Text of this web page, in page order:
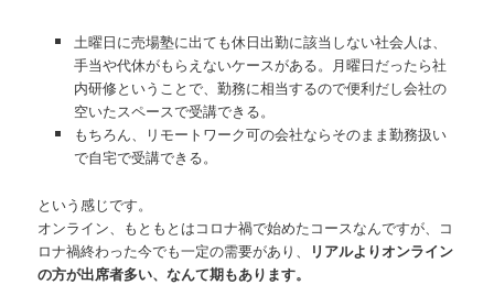
土曜日に売場塾に出ても休日出勤に該当しない社会人は、
手当や代休がもらえないケースがある。月曜日だったら社
内研修ということで、勤務に相当するので便利だし会社の
空いたスペースで受講できる。
もちろん、リモートワーク可の会社ならそのまま勤務扱い
で自宅で受講できる。
という感じです。
オンライン、もともとはコロナ禍で始めたコースなんですが、コ
ロナ禍終わった今でも一定の需要があり、
リアルよりオンライン
の方が出席者多い、なんて期もあります。